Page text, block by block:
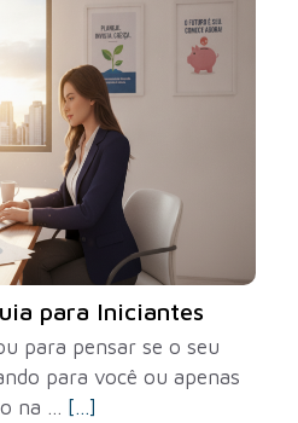
para Iniciantes
para pensar se o seu
para você ou apenas
na ... [...]